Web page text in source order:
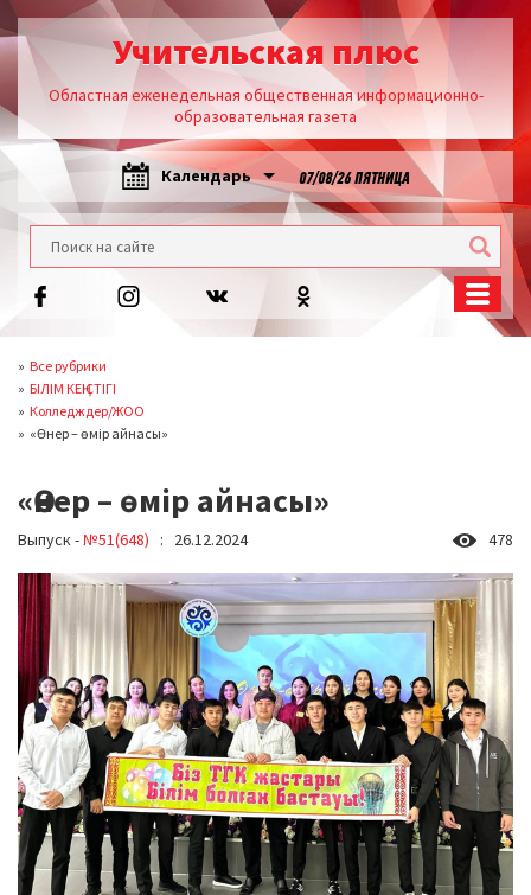
Учительская плюс
Областная еженедельная общественная информационно-
образовательная газета
Календарь 07/08/26 ПЯТНИЦА
Все рубрики
БІЛІМ КЕҢІСТІГІ
Колледждер/ЖОО
«Өнер – өмір айнасы»
«Өнер – өмір айнасы»
Выпуск -№51(648) : 26.12.2024 478